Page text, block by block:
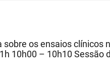
sobre os ensaios clínicos
10h00 – 10h10 Sessão